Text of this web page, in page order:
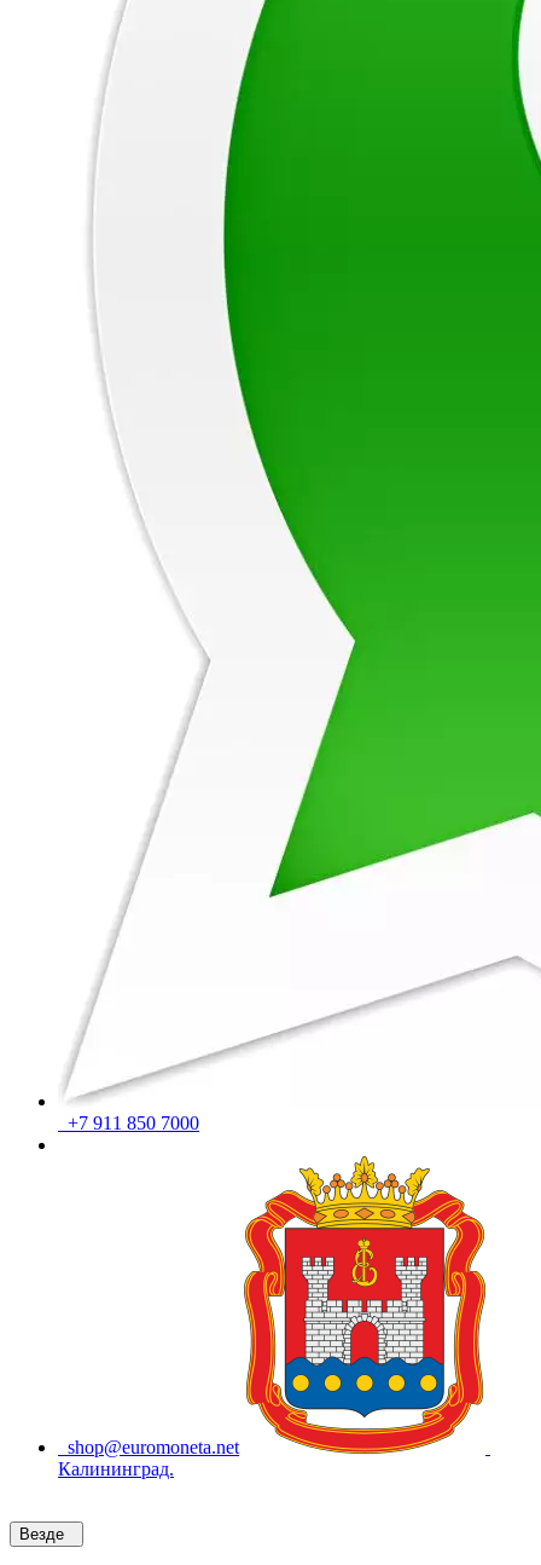
+7 911 850 7000
shop@euromoneta.net
Калининград.
Везде